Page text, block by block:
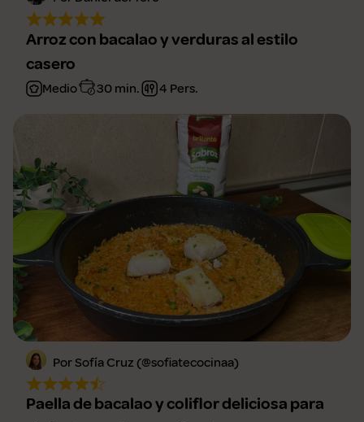
Arroz con bacalao y verduras al estilo
casero
Medio 30 min. 4 Pers.
Por Sofía Cruz (@sofiatecocinaa)
Paella de bacalao y coliflor deliciosa para